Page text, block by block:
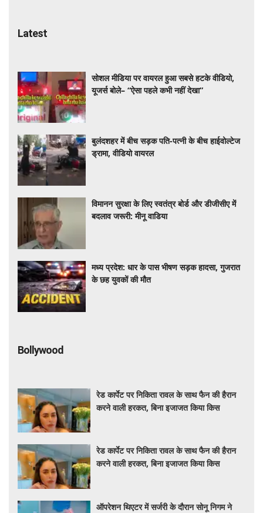
Latest
सोशल मीडिया पर वायरल हुआ सबसे हटके वीडियो,
यूजर्स बोले– “ऐसा पहले कभी नहीं देखा”
बुलंदशहर में बीच सड़क पति-पत्नी के बीच हाईवोल्टेज
ड्रामा, वीडियो वायरल
विमानन सुरक्षा के लिए स्वतंत्र बोर्ड और डीजीसीए में
बदलाव जरूरी: मीनू वाडिया
मध्य प्रदेश: धार के पास भीषण सड़क हादसा, गुजरात
के छह युवकों की मौत
Bollywood
रेड कार्पेट पर निकिता रावल के साथ फैन की हैरान
करने वाली हरकत, बिना इजाजत किया किस
रेड कार्पेट पर निकिता रावल के साथ फैन की हैरान
करने वाली हरकत, बिना इजाजत किया किस
ऑपरेशन थिएटर में सर्जरी के दौरान सोनू निगम ने